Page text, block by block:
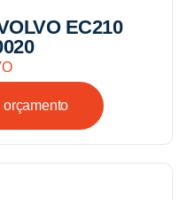
EC210